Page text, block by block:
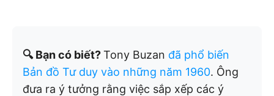
🔍 Bạn có biết?Tony Buzan đã phổ biến
Bản đồ Tư duy vào những năm 1960. Ông
đưa ra ý tưởng rằng việc sắp xếp các ý